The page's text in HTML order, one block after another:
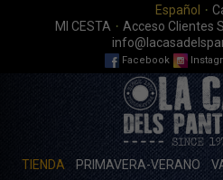
Español ·
MI CESTA · Acceso Clientes
Facebook
TIENDA PRIMAVERA-VERANO